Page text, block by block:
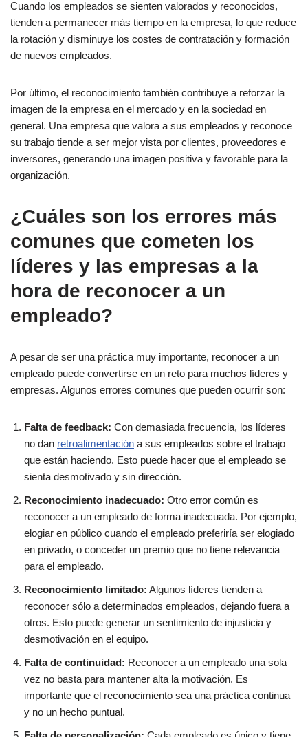
Cuando los empleados se sienten valorados y reconocidos,
tienden a permanecer más tiempo en la empresa, lo que reduce
la rotación y disminuye los costes de contratación y formación
de nuevos empleados.
Por último, el reconocimiento también contribuye a reforzar la
imagen de la empresa en el mercado y en la sociedad en
general. Una empresa que valora a sus empleados y reconoce
su trabajo tiende a ser mejor vista por clientes, proveedores e
inversores, generando una imagen positiva y favorable para la
organización.
¿Cuáles son los errores más
comunes que cometen los
líderes y las empresas a la
hora de reconocer a un
empleado?
A pesar de ser una práctica muy importante, reconocer a un
empleado puede convertirse en un reto para muchos líderes y
empresas. Algunos errores comunes que pueden ocurrir son:
Falta de feedback: Con demasiada frecuencia, los líderes
no dan retroalimentación a sus empleados sobre el trabajo
que están haciendo. Esto puede hacer que el empleado se
sienta desmotivado y sin dirección.
Reconocimiento inadecuado: Otro error común es
reconocer a un empleado de forma inadecuada. Por ejemplo,
elogiar en público cuando el empleado preferiría ser elogiado
en privado, o conceder un premio que no tiene relevancia
para el empleado.
Reconocimiento limitado: Algunos líderes tienden a
reconocer sólo a determinados empleados, dejando fuera a
otros. Esto puede generar un sentimiento de injusticia y
desmotivación en el equipo.
Falta de continuidad: Reconocer a un empleado una sola
vez no basta para mantener alta la motivación. Es
importante que el reconocimiento sea una práctica continua
y no un hecho puntual.